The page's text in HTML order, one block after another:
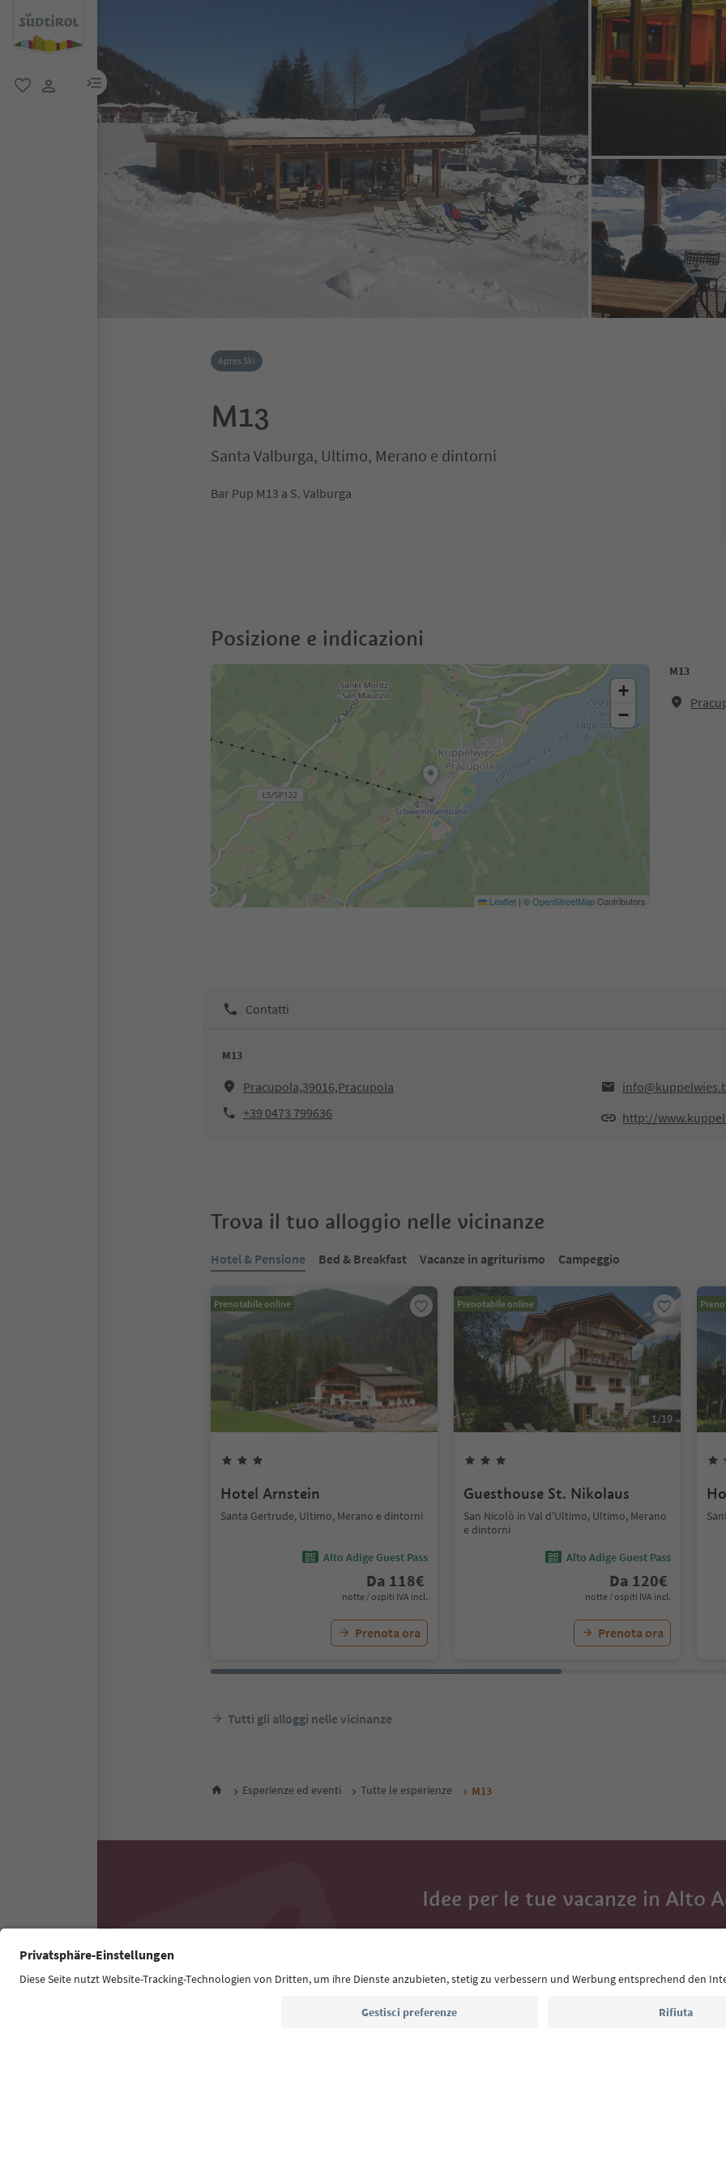
menu link
Apres Ski
M13
Santa Valburga, Ultimo, Merano e dintorni
Bar Pup M13 a S. Valburga
Posizione e indicazioni
M13
+
−
Leaflet | ©OpenStreetMapContributors
Contatti
M13
Pracupola,39016,Pracupola
+39 0473 799636
http://
Trova il tuo alloggio nelle vicinanze
Hotel & Pensione Bed & Breakfast Vacanze in agriturismo Campeggio
Prenotabile online
Hotel Arnstein
Santa Gertrude, Ultimo, Merano e dintorni
Alto Adige Guest Pass
Da 118€
notte / ospiti IVA incl.
Prenota ora
Prenotabile online
1/19
Guesthouse St. Nikolaus
San Nicolò in Val d'Ultimo, Ultimo, Merano
e dintorni
Alto Adige Guest Pass
Da 120€
notte / ospiti IVA incl.
Prenota ora
Tutti gli alloggi nelle vicinanze
Esperienze ed eventi Tutte le esperienze M13
Idee per le tue vacanze in Alto
Con la newsletter dell’Alto Adige ricevi consigli per
Indirizzo e-mail*